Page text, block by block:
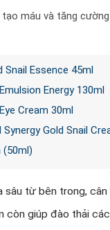
máu và tăng
Essence 45ml
Energy 130ml
Cream 30ml
Gold Snail
(50ml)
từ bên trong,
còn giúp đào thải